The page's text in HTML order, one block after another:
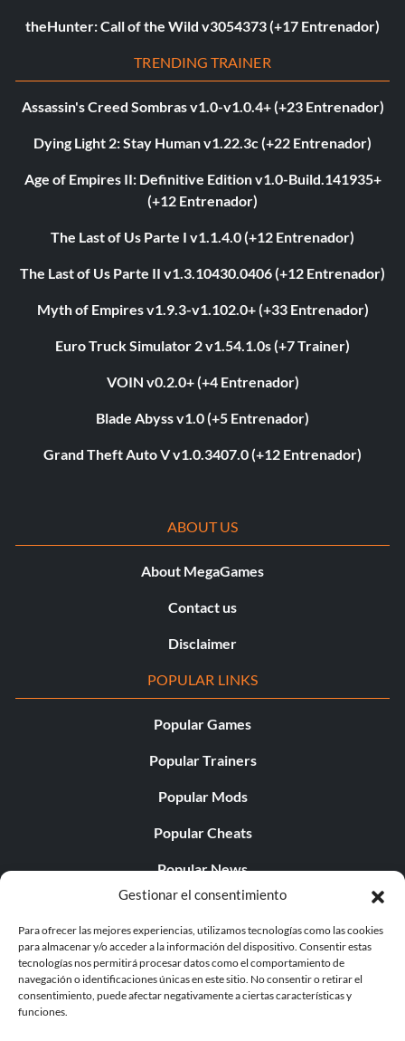
Gestionar el consentimiento
Para ofrecer las mejores experiencias, utilizamos tecnologías como las cookies
para almacenar y/o acceder a la información del dispositivo. Consentir estas
tecnologías nos permitirá procesar datos como el comportamiento de
navegación o identificaciones únicas en este sitio. No consentir o retirar el
consentimiento, puede afectar negativamente a ciertas características y
funciones.
theHunter: Call of the Wild v3054373 (+17 Entrenador)
TRENDING TRAINER
Assassin's Creed Sombras v1.0-v1.0.4+ (+23 Entrenador)
Dying Light 2: Stay Human v1.22.3c (+22 Entrenador)
Age of Empires II: Definitive Edition v1.0-Build.141935+
(+12 Entrenador)
The Last of Us Parte I v1.1.4.0 (+12 Entrenador)
The Last of Us Parte II v1.3.10430.0406 (+12 Entrenador)
Myth of Empires v1.9.3-v1.102.0+ (+33 Entrenador)
Euro Truck Simulator 2 v1.54.1.0s (+7 Trainer)
VOIN v0.2.0+ (+4 Entrenador)
Blade Abyss v1.0 (+5 Entrenador)
Grand Theft Auto V v1.0.3407.0 (+12 Entrenador)
ABOUT US
About MegaGames
Contact us
Disclaimer
POPULAR LINKS
Popular Games
Popular Trainers
Popular Mods
Popular Cheats
Popular News
Popular Editorials
Popular Free Games
LATEST UPDATES